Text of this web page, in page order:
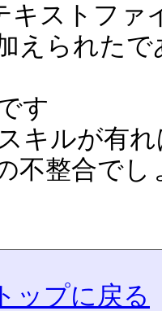
キストファ
えられた
す
キルが有
不整合でし
ップに戻る